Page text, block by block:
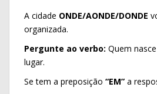
A cidade ONDE/AONDE/DONDE
organizada.
Pergunte ao verbo: Quem
lugar.
Se tem a preposição “EM” a